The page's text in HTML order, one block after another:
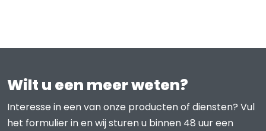
Wilt u een meer weten?
Interesse in een van onze producten of diensten? Vul
het formulier in en wij sturen u binnen 48 uur een